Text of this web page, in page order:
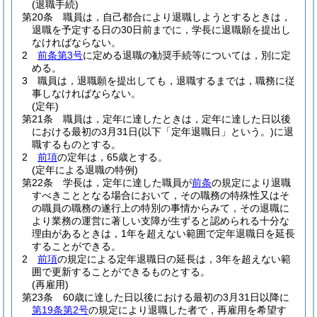
(退職手続)
第20条
職員は，自己都合により退職しようとするときは，
退職を予定する日の30日前までに，学長に退職願を提出し
なければならない。
2
前条第3号に定める退職の勧奨手続等については，別に定
める。
3
職員は，退職願を提出しても，退職するまでは，職務に従
事しなければならない。
(定年)
第21条
職員は，定年に達したときは，定年に達した日以後
における最初の3月31日(以下「定年退職日」という。)に退
職するものとする。
2
前項の定年は，65歳とする。
(定年による退職の特例)
第22条
学長は，定年に達した職員が前条の規定により退職
すべきこととなる場合において，その職務の特殊性又はそ
の職員の職務の遂行上の特別の事情からみて，その退職に
より業務の運営に著しい支障が生ずると認められる十分な
理由があるときは，1年を超えない範囲で定年退職日を延長
することができる。
2
前項の規定による定年退職日の延長は，3年を超えない範
囲で更新することができるものとする。
(再雇用)
第23条
60歳に達した日以後における最初の3月31日以降に
第19条第2号の規定により退職した者で，再雇用を希望す